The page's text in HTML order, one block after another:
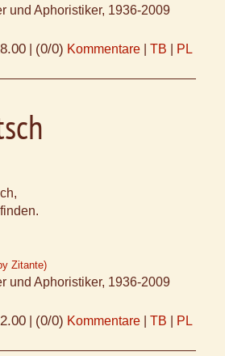
und Aphoristiker, 1936-2009
(0/0) Kommentare TB PL
Zitante)
und Aphoristiker, 1936-2009
(0/0) Kommentare TB PL